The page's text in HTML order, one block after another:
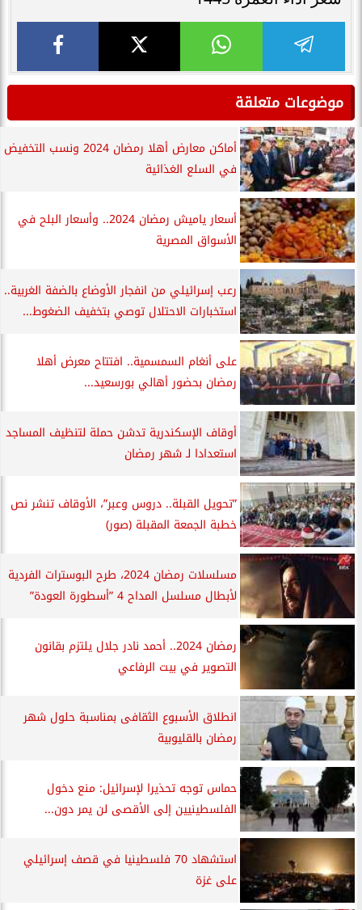
موضوعات متعلقة
أماكن معارض أهلا رمضان 2024 ونسب التخفيض
في السلع الغذائية
أسعار ياميش رمضان 2024.. وأسعار البلح في
الأسواق المصرية
رعب إسرائيلي من انفجار الأوضاع بالضفة الغربية..
استخبارات الاحتلال توصي بتخفيف الضغوط...
على أنغام السمسمية.. افتتاح معرض أهلا
رمضان بحضور أهالي بورسعيد...
أوقاف الإسكندرية تدشن حملة لتنظيف المساجد
استعدادا لـ شهر رمضان
”تحويل القبلة.. دروس وعبر”، الأوقاف تنشر نص
خطبة الجمعة المقبلة (صور)
مسلسلات رمضان 2024، طرح البوسترات الفردية
لأبطال مسلسل المداح 4 ”أسطورة العودة”
رمضان 2024.. أحمد نادر جلال يلتزم بقانون
التصوير في بيت الرفاعي
انطلاق الأسبوع الثقافى بمناسبة حلول شهر
رمضان بالقليوبية
حماس توجه تحذيرا لإسرائيل: منع دخول
الفلسطينيين إلى الأقصى لن يمر دون...
استشهاد 70 فلسطينيا في قصف إسرائيلي
على غزة